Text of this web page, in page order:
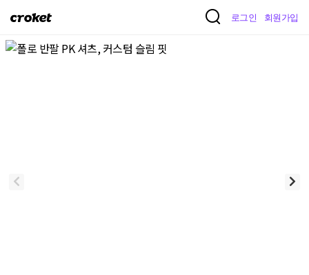
크
켓
로그인 회원가입